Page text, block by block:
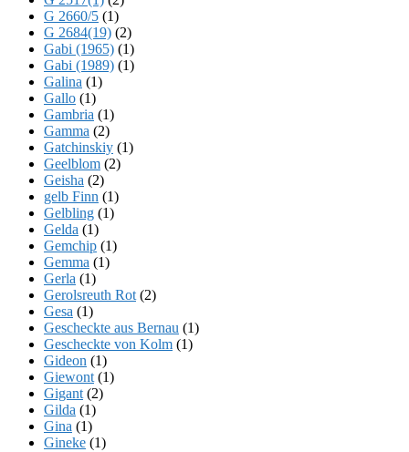
G 2660/5 (1)
G 2684(19) (2)
Gabi (1965) (1)
Gabi (1989) (1)
Galina (1)
Gallo (1)
Gambria (1)
Gamma (2)
Gatchinskiy (1)
Geelblom (2)
Geisha (2)
gelb Finn (1)
Gelbling (1)
Gelda (1)
Gemchip (1)
Gemma (1)
Gerla (1)
Gerolsreuth Rot (2)
Gesa (1)
Gescheckte aus Bernau (1)
Gescheckte von Kolm (1)
Gideon (1)
Giewont (1)
Gigant (2)
Gilda (1)
Gina (1)
Gineke (1)